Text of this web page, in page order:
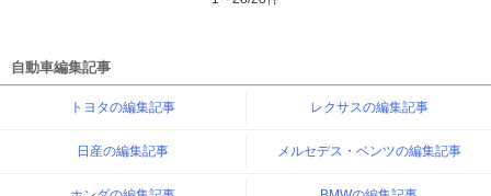
自動車編集記事
トヨタの編集記事 レクサスの編集記事
日産の編集記事 メルセデス・ベンツの編集記事